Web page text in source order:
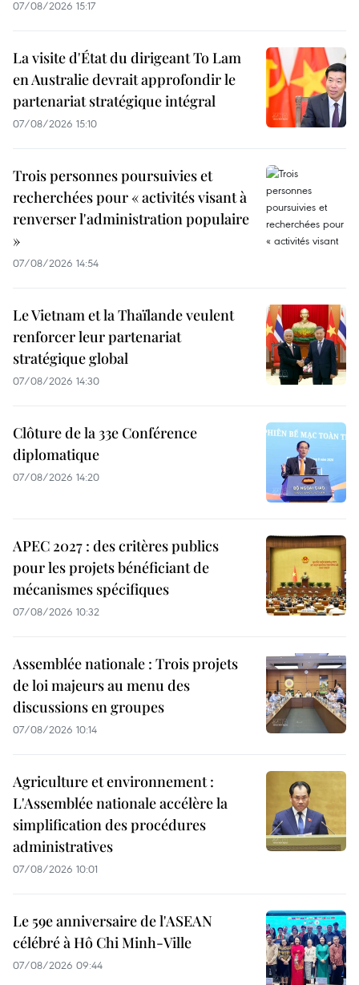
07/08/2026 15:17
La visite d'État du dirigeant To Lam
en Australie devrait approfondir le
partenariat stratégique intégral
07/08/2026 15:10
Trois personnes poursuivies et
recherchées pour « activités visant à
renverser l'administration populaire
»
07/08/2026 14:54
Le Vietnam et la Thaïlande veulent
renforcer leur partenariat
stratégique global
07/08/2026 14:30
Clôture de la 33e Conférence
diplomatique
07/08/2026 14:20
APEC 2027 : des critères publics
pour les projets bénéficiant de
mécanismes spécifiques
07/08/2026 10:32
Assemblée nationale : Trois projets
de loi majeurs au menu des
discussions en groupes
07/08/2026 10:14
Agriculture et environnement :
L'Assemblée nationale accélère la
simplification des procédures
administratives
07/08/2026 10:01
Le 59e anniversaire de l'ASEAN
célébré à Hô Chi Minh-Ville
07/08/2026 09:44